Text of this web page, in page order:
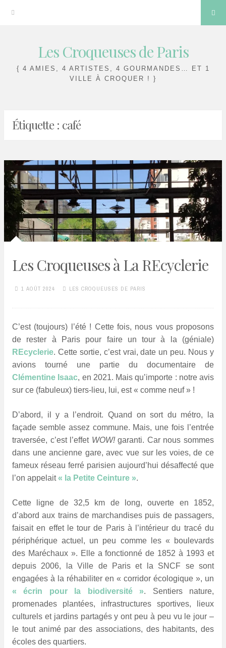
Les Croqueuses de Paris
{ 4 AMIES, 4 ARTISTES, 4 GOURMANDES… ET 1
VILLE À CROQUER ! }
Étiquette : café
Les Croqueuses à La REcyclerie
1 AOÛT 2024 LES CROQUEUSES DE PARIS
C’est (toujours) l’été ! Cette fois, nous vous proposons
de rester à Paris pour faire un tour à la (géniale)
REcyclerie. Cette sortie, c’est vrai, date un peu. Nous y
avions tourné une partie du documentaire de
Clémentine Isaac, en 2021. Mais qu’importe : notre avis
sur ce (fabuleux) tiers-lieu, lui, est « comme neuf » !
D’abord, il y a l’endroit. Quand on sort du métro, la
façade semble assez commune. Mais, une fois l’entrée
traversée, c’est l’effet WOW!garanti. Car nous sommes
dans une ancienne gare, avec vue sur les voies, de ce
fameux réseau ferré parisien aujourd’hui désaffecté que
l’on appelait« la Petite Ceinture ».
Cette ligne de 32,5 km de long, ouverte en 1852,
d’abord aux trains de marchandises puis de passagers,
faisait en effet le tour de Paris à l’intérieur du tracé du
périphérique actuel, un peu comme les « boulevards
des Maréchaux ». Elle a fonctionné de 1852 à 1993 et
depuis 2006, la Ville de Paris et la SNCF se sont
engagées à la réhabiliter en « corridor écologique », un
« écrin pour la biodiversité ». Sentiers nature,
promenades plantées, infrastructures sportives, lieux
culturels et jardins partagés y ont peu à peu vu le jour –
le tout animé par des associations, des habitants, des
écoles des quartiers.